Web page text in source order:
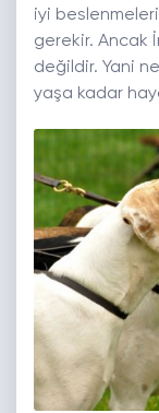
iyi
gerekir. Ancak
değildir. Yani
yaşa kadar